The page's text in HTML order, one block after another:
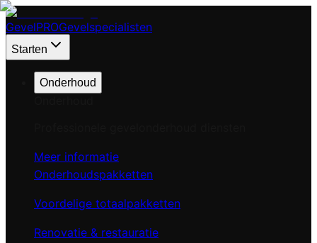
GevelPROGevelspecialisten
Starten
Onderhoud
Meer informatie
Onderhoudspakketten
Voordelige totaalpakketten
Renovatie & restauratie